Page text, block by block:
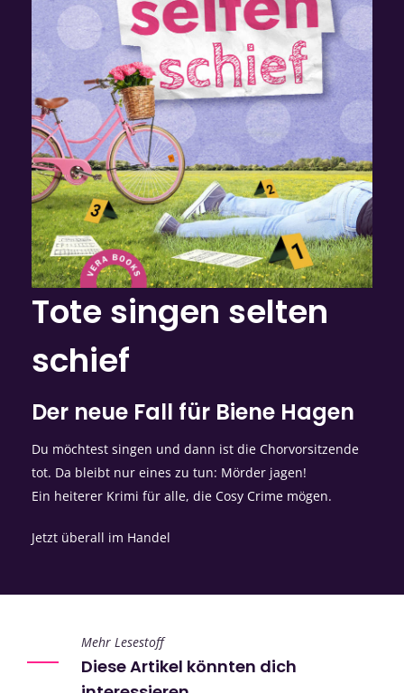
Tote singen selten
schief
Der neue Fall für Biene Hagen
Du möchtest singen und dann ist die Chorvorsitzende
tot. Da bleibt nur eines zu tun: Mörder jagen!
Ein heiterer Krimi für alle, die Cosy Crime mögen.
Jetzt überall im Handel
Mehr Lesestoff
Diese Artikel könnten dich